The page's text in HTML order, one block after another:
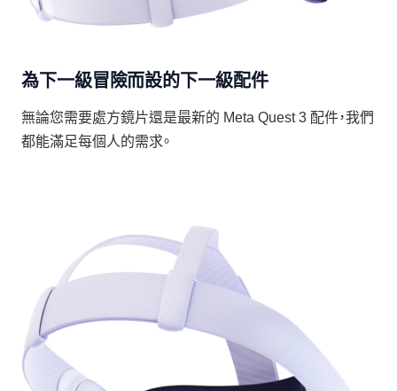
為下一級冒險而設的下一級配件
無論您需要處方鏡片還是最新的 Meta Quest 3 配件，我們
都能滿足每個人的需求。